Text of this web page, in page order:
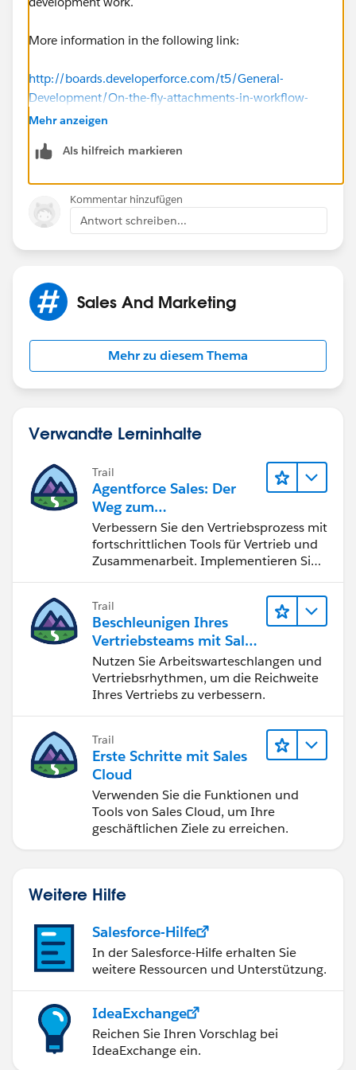
More information in the following link:
http://boards.developerforce.com/t5/General-
Development/On-the-fly-attachments-in-workflow-
email-alert/td-p/141112
Let us know if you need assistance in terms of
Joey Chan |http://www.cloudjedi.com/
Mehr anzeigen
Als hilfreich markieren
Kommentar hinzufügen
Antwort schreiben...
Sales And Marketing
Mehr zu diesem Thema
Verwandte Lerninhalte
Trail
Agentforce Sales: Der
Weg zum
Vertriebsspezialisten
Verbessern Sie den Vertriebsprozess mit
fortschrittlichen Tools für Vertrieb und
Zusammenarbeit. Implementieren Sie
schließen Sie den Lead-zu-Cash-Zyklus
erfolgreich ab.
Trail
Beschleunigen Ihres
Vertriebsteams mit Sales
Engagement
Nutzen Sie Arbeitswarteschlangen und
Vertriebsrhythmen, um die Reichweite
Ihres Vertriebs zu verbessern.
Trail
Erste Schritte mit Sales
Cloud
Verwenden Sie die Funktionen und
Tools von Sales Cloud, um Ihre
geschäftlichen Ziele zu erreichen.
Weitere Hilfe
Salesforce-Hilfe
In der Salesforce-Hilfe erhalten Sie
weitere Ressourcen und Unterstützung.
IdeaExchange
Reichen Sie Ihren Vorschlag bei
IdeaExchange ein.